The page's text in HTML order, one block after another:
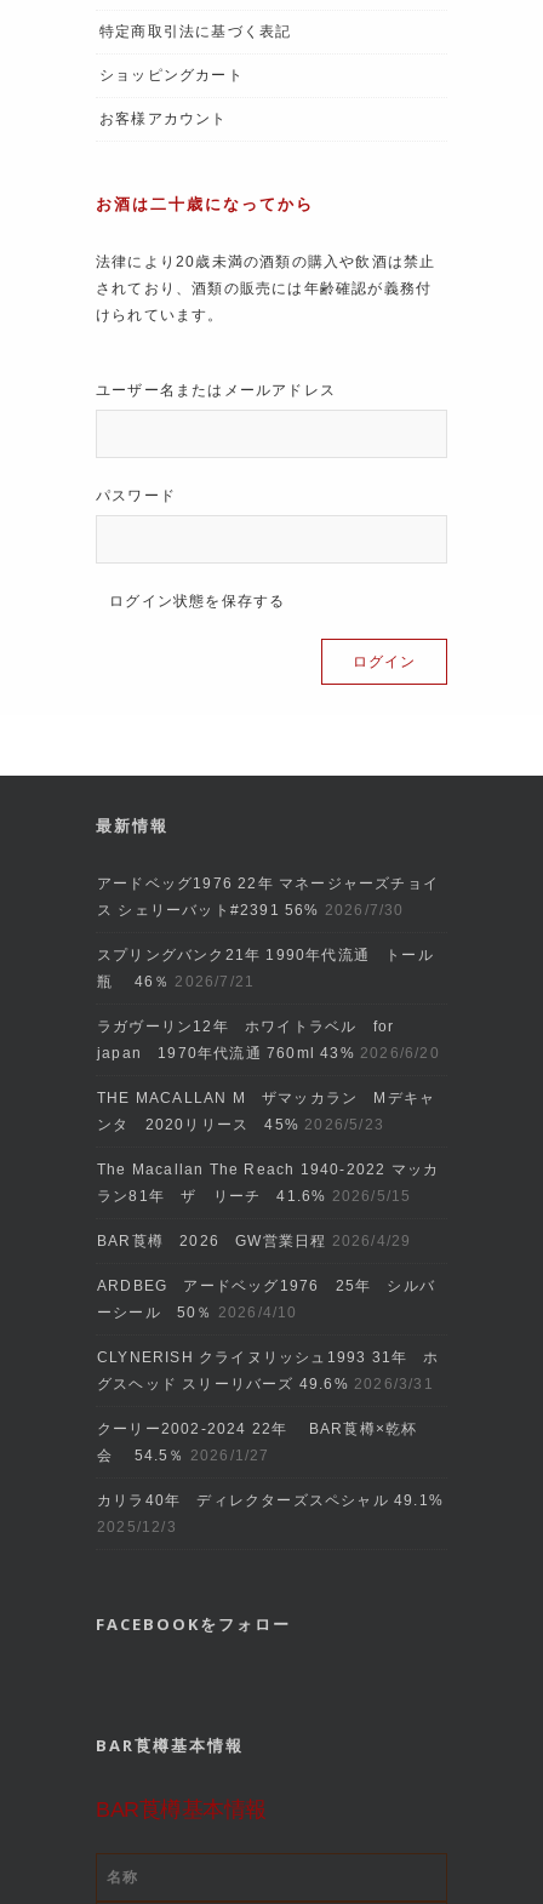
特定商取引法に基づく表記
ショッピングカート
お客様アカウント
お酒は二十歳になってから
法律により20歳未満の酒類の購入や飲酒は禁止
されており、酒類の販売には年齢確認が義務付
けられています。
ユーザー名またはメールアドレス
パスワード
ログイン状態を保存する
最新情報
アードベッグ1976 22年 マネージャーズチョイ
ス シェリーバット#2391 56% 2026/7/30
スプリングバンク21年 1990年代流通 トール
瓶 46％ 2026/7/21
ラガヴーリン12年 ホワイトラベル for
japan 1970年代流通 760ml 43% 2026/6/20
THE MACALLAN M ザマッカラン Mデキャ
ンタ 2020リリース 45% 2026/5/23
The Macallan The Reach 1940-2022 マッカ
ラン81年 ザ リーチ 41.6% 2026/5/15
BAR莨樽 2026 GW営業日程 2026/4/29
ARDBEG アードベッグ1976 25年 シルバ
ーシール 50％
2026/4/10
CLYNERISH クライヌリッシュ1993 31年 ホ
グスヘッド スリーリバーズ 49.6% 2026/3/31
クーリー2002‐2024 22年 BAR莨樽×乾杯
会 54.5％
2026/1/27
カリラ40年 ディレクターズスペシャル 49.1%
2025/12/3
FACEBOOKをフォロー
BAR莨樽基本情報
BAR莨樽基本情報
名称